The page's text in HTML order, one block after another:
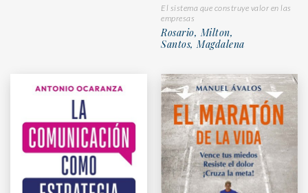
El sistema que construye valor en las
empresas
Rosario, Milton,
Santos, Magdalena